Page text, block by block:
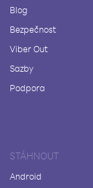
Blog
Bezpečnost
Viber Out
Sazby
Podpora
STÁHNOUT
Android